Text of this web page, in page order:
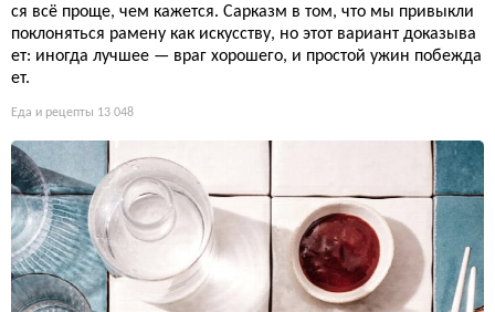
ся всё проще, чем кажется. Сарказм в том, что мы привыкли
поклоняться рамену как искусству, но этот вариант доказыва
ет: иногда лучшее — враг хорошего, и простой ужин побежда
ет.
Еда и рецепты 13 048